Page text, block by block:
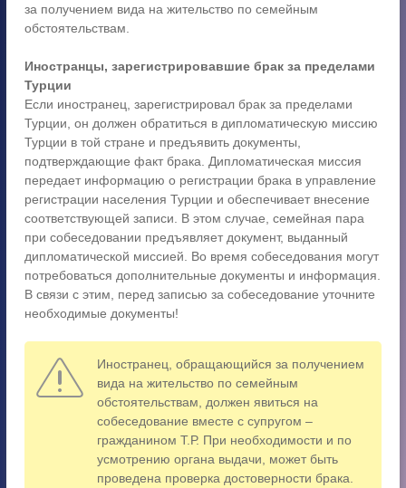
за получением вида на жительство по семейным
обстоятельствам.
Иностранцы, зарегистрировавшие брак за пределами
Турции
Если иностранец, зарегистрировал брак за пределами
Турции, он должен обратиться в дипломатическую миссию
Турции в той стране и предъявить документы,
подтверждающие факт брака. Дипломатическая миссия
передает информацию о регистрации брака в управление
регистрации населения Турции и обеспечивает внесение
соответствующей записи. В этом случае, семейная пара
при собеседовании предъявляет документ, выданный
дипломатической миссией. Во время собеседования могут
потребоваться дополнительные документы и информация.
В связи с этим, перед записью за собеседование уточните
необходимые документы!
Иностранец, обращающийся за получением
вида на жительство по семейным
обстоятельствам, должен явиться на
собеседование вместе с супругом –
гражданином Т.Р. При необходимости и по
усмотрению органа выдачи, может быть
проведена проверка достоверности брака.